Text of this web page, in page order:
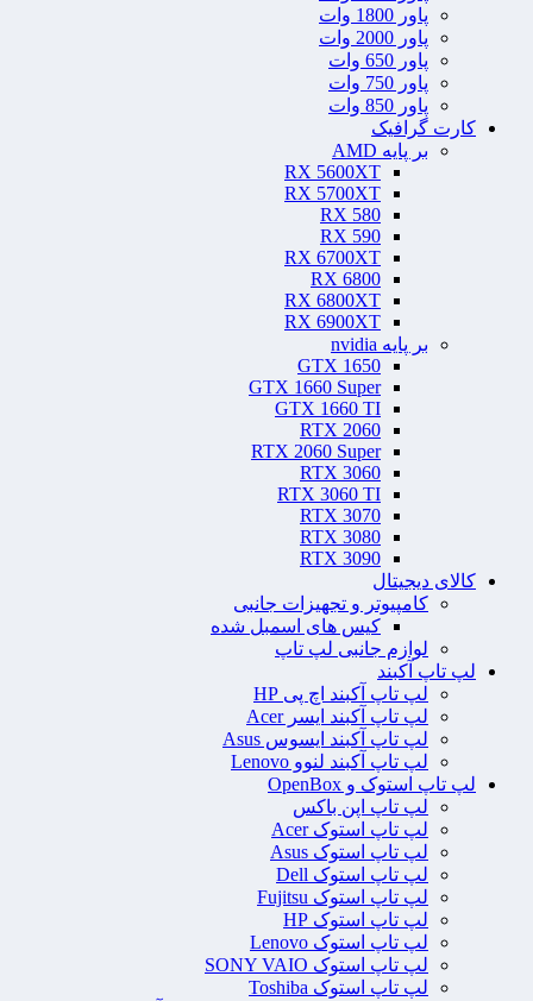
پاور 1800 وات
پاور 2000 وات
پاور 650 وات
پاور 750 وات
پاور 850 وات
کارت گرافیک
بر پایه AMD
RX 5600XT
RX 5700XT
RX 580
RX 590
RX 6700XT
RX 6800
RX 6800XT
RX 6900XT
بر پایه nvidia
GTX 1650
GTX 1660 Super
GTX 1660 TI
RTX 2060
RTX 2060 Super
RTX 3060
RTX 3060 TI
RTX 3070
RTX 3080
RTX 3090
کالای دیجیتال
کامپیوتر و تجهیزات جانبی
کیس های اسمبل شده
لوازم جانبی لپ تاپ
لپ تاپ آکبند
لپ تاپ آکبند اچ پی HP
لپ تاپ آکبند ایسر Acer
لپ تاپ آکبند ایسوس Asus
لپ تاپ آکبند لنوو Lenovo
لپ تاپ استوک و OpenBox
لپ تاپ اپن باکس
لپ تاپ استوک Acer
لپ تاپ استوک Asus
لپ تاپ استوک Dell
لپ تاپ استوک Fujitsu
لپ تاپ استوک HP
لپ تاپ استوک Lenovo
لپ تاپ استوک SONY VAIO
لپ تاپ استوک Toshiba